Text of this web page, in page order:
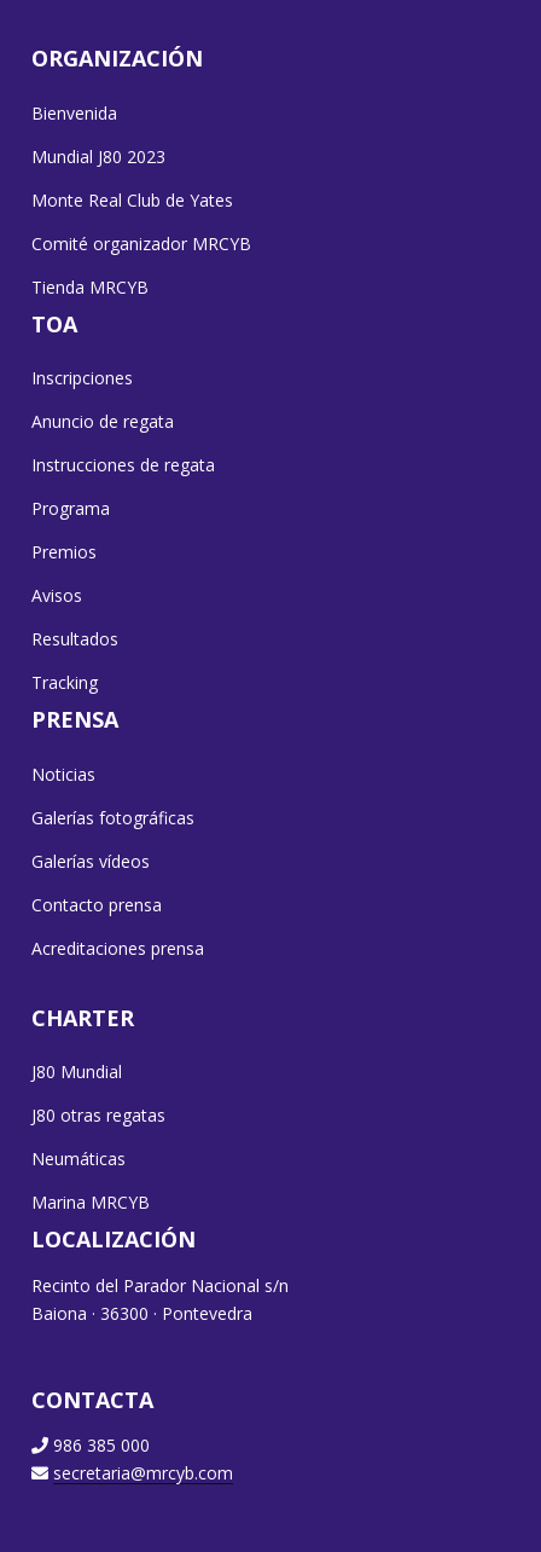
ORGANIZACIÓN
Bienvenida
Mundial J80 2023
Monte Real Club de Yates
Comité organizador MRCYB
Tienda MRCYB
TOA
Inscripciones
Anuncio de regata
Instrucciones de regata
Programa
Premios
Avisos
Resultados
Tracking
PRENSA
Noticias
Galerías fotográficas
Galerías vídeos
Contacto prensa
Acreditaciones prensa
CHARTER
J80 Mundial
J80 otras regatas
Neumáticas
Marina MRCYB
LOCALIZACIÓN
Recinto del Parador Nacional s/n
Baiona · 36300 · Pontevedra
CONTACTA
986 385 000
secretaria@mrcyb.com